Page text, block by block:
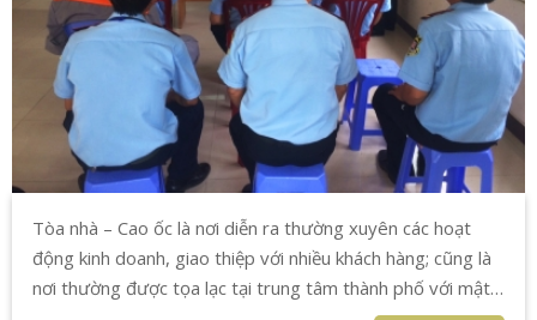
Tòa nhà – Cao ốc là nơi diễn ra thường xuyên các hoạt
động kinh doanh, giao thiệp với nhiều khách hàng; cũng là
nơi thường được tọa lạc tại trung tâm thành phố với mật